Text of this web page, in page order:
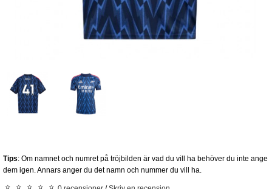
Tips: Om namnet och numret på tröjbilden är vad du vill ha behöver du inte ange
dem igen. Annars anger du det namn och nummer du vill ha.